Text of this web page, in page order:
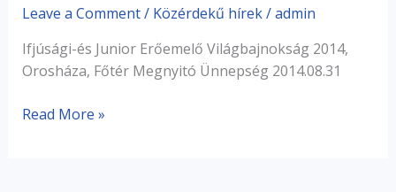
Leave a Comment/ Közérdekű hírek/admin
Ifjúsági-és Junior Erőemelő Világbajnokság 2014,
Orosháza, Főtér Megnyitó Ünnepség 2014.08.31
Read More »